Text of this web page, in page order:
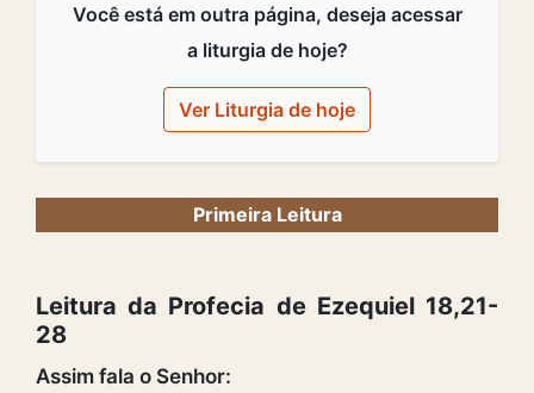
Você está em outra página, deseja acessar
a liturgia de hoje?
Ver Liturgia de hoje
Primeira Leitura
Leitura da Profecia de Ezequiel 18,21-
28
Assim fala o Senhor: